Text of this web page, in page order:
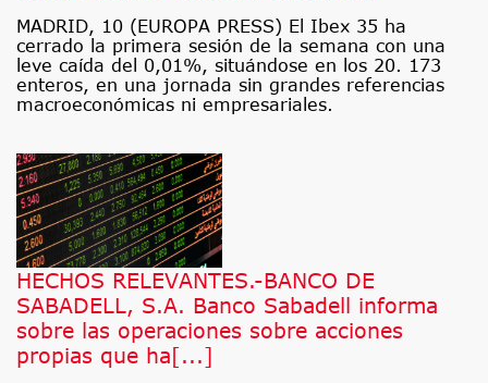
MADRID, 10 (EUROPA PRESS) El Ibex 35 ha
cerrado la primera sesión de la semana con una
leve caída del 0,01%, situándose en los 20. 173
enteros, en una jornada sin grandes referencias
macroeconómicas ni empresariales.
HECHOS RELEVANTES.-BANCO DE
SABADELL, S.A. Banco Sabadell informa
sobre las operaciones sobre acciones
propias que ha[...]